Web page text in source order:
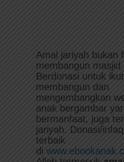
Amal jariyah bukan
membangun masjid
Berdonasi untuk
membangun dan
mengembangkan
anak bergambar
bermanfaat, juga
jariyah. Donasi/
terbaik
di